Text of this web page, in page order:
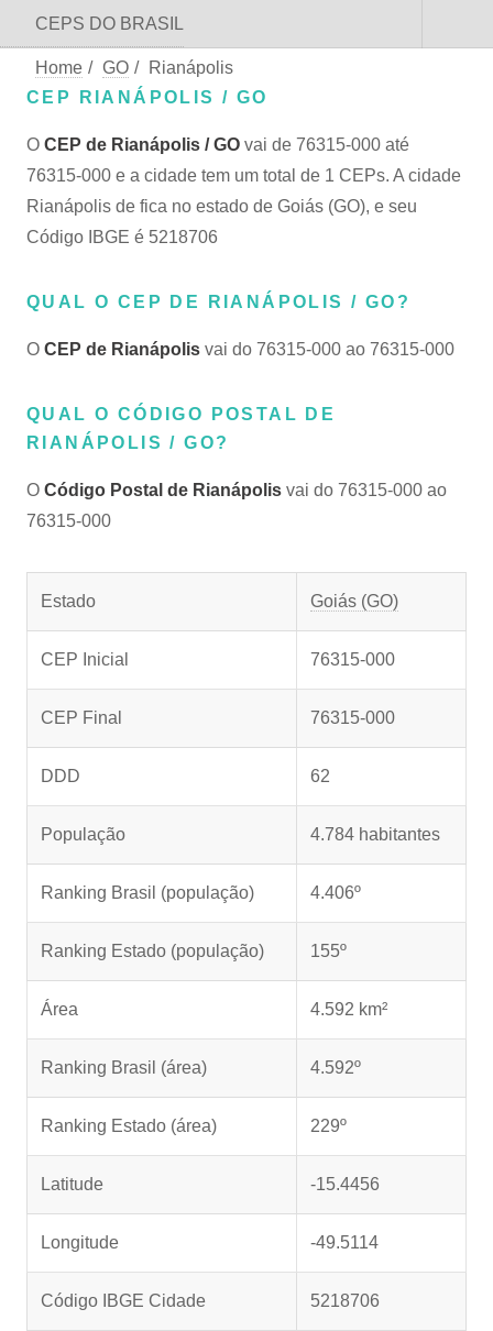
CEPS DO BRASIL
Home / GO /
Rianápolis
CEP RIANÁPOLIS / GO
O CEP de Rianápolis / GO vai de 76315-000 até
76315-000 e a cidade tem um total de 1 CEPs. A cidade
Rianápolis de fica no estado de Goiás (GO), e seu
Código IBGE é 5218706
QUAL O CEP DE RIANÁPOLIS / GO?
O CEP de Rianápolis vai do 76315-000 ao 76315-000
QUAL O CÓDIGO POSTAL DE
RIANÁPOLIS / GO?
O Código Postal de Rianápolis vai do 76315-000 ao
76315-000
Estado Goiás (GO)
CEP Inicial 76315-000
CEP Final 76315-000
DDD 62
População 4.784 habitantes
Ranking Brasil (população) 4.406º
Ranking Estado (população) 155º
Área 4.592 km²
Ranking Brasil (área) 4.592º
Ranking Estado (área) 229º
Latitude -15.4456
Longitude -49.5114
Código IBGE Cidade 5218706